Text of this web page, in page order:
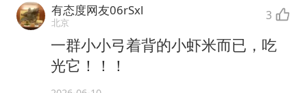
有态度网友06rSxl
北京 3
一群小小弓着背的小虾米而已，吃
光它！！！